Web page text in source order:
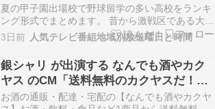
夏の甲子園出場校で野球留学の多い高校をランキ
ング形式でまとめます。 昔から激戦区である大阪
府や甲子園の地元兵庫県から他の都道府県に野球
留学する生徒が最も多く、次いで東京都・神奈川
県・愛知県など激戦区の出身者ほど地元の高校を
避けて、県外の高校に野球留学する生徒が多いで
す。 プロ野球…
3日前 人気テレビ番組地域別放送曜日と時間
銀シャリ が出演する なんでも酒やカク
ヤス のCM「送料無料のカクヤスだ！」
篇
お酒の通販・配達・宅配の【なんでも酒やカクヤ